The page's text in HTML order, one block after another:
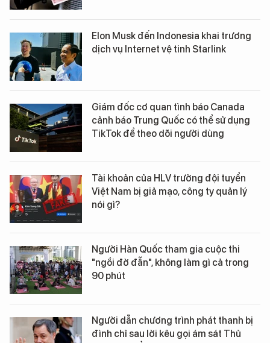
Elon Musk đến Indonesia khai trương
dịch vụ Internet vệ tinh Starlink
Giám đốc cơ quan tình báo Canada
cảnh báo Trung Quốc có thể sử dụng
TikTok để theo dõi người dùng
Tài khoản của HLV trưởng đội tuyển
Việt Nam bị giả mạo, công ty quản lý
nói gì?
Người Hàn Quốc tham gia cuộc thi
"ngồi đờ đẫn", không làm gì cả trong
90 phút
Người dẫn chương trình phát thanh bị
đình chỉ sau lời kêu gọi ám sát Thủ